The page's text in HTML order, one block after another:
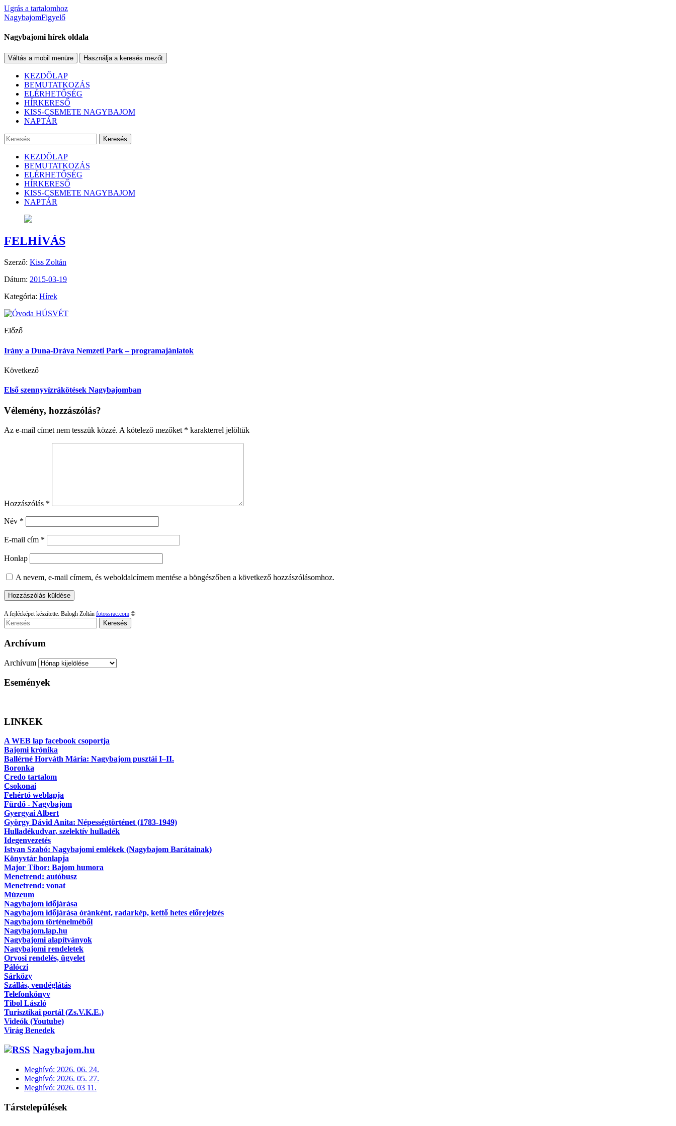
Ugrás a tartalomhoz
NagybajomFigyelő
Nagybajomi hírek oldala
Váltás a mobil menüre Használja a keresés mezőt
KEZDŐLAP
BEMUTATKOZÁS
ELÉRHETŐSÉG
HÍRKERESŐ
KISS-CSEMETE NAGYBAJOM
NAPTÁR
Keresés
KEZDŐLAP
BEMUTATKOZÁS
ELÉRHETŐSÉG
HÍRKERESŐ
KISS-CSEMETE NAGYBAJOM
NAPTÁR
FELHÍVÁS
Szerző: Kiss Zoltán
Dátum: 2015-03-19
Kategória: Hírek
Előző
Irány a Duna-Dráva Nemzeti Park – programajánlatok
Következő
Első szennyvízrákötések Nagybajomban
Vélemény, hozzászólás?
Az e-mail címet nem tesszük közzé. A kötelező mezőket * karakterrel jelöltük
Hozzászólás *
Név *
E-mail cím *
Honlap
A nevem, e-mail címem, és weboldalcímem mentése a böngészőben a következő hozzászólásomhoz.
A fejlécképet készítette: Balogh Zoltán fotossrac.com ©
Keresés
Archívum
Archívum
Események
LINKEK
A WEB lap facebook csoportja
Bajomi krónika
Ballérné Horváth Mária: Nagybajom pusztái I–II.
Boronka
Credo tartalom
Csokonai
Fehértó weblapja
Fürdő - Nagybajom
Gyergyai Albert
György Dávid Anita: Népességtörténet (1783-1949)
Hulladékudvar, szelektív hulladék
Idegenvezetés
Istvan Szabó: Nagybajomi emlékek (Nagybajom Barátainak)
Könyvtár honlapja
Major Tibor: Bajom humora
Menetrend: autóbusz
Menetrend: vonat
Múzeum
Nagybajom időjárása
Nagybajom időjárása óránként, radarkép, kettő hetes előrejelzés
Nagybajom történelméből
Nagybajom.lap.hu
Nagybajomi alapítványok
Nagybajomi rendeletek
Orvosi rendelés, ügyelet
Pálóczi
Sárközy
Szállás, vendéglátás
Telefonkönyv
Tibol László
Turisztikai portál (Zs.V.K.E.)
Videók (Youtube)
Virág Benedek
Nagybajom.hu
Meghívó: 2026. 06. 24.
Meghívó: 2026. 05. 27.
Meghívó: 2026. 03 11.
Társtelepülések